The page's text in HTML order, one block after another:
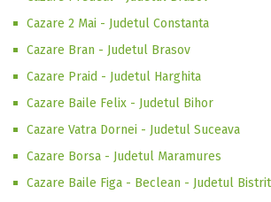
Cazare 2 Mai - Judetul Constanta
Cazare Bran - Judetul Brasov
Cazare Praid - Judetul Harghita
Cazare Baile Felix - Judetul Bihor
Cazare Vatra Dornei - Judetul Suceava
Cazare Borsa - Judetul Maramures
Cazare Baile Figa - Beclean - Judetul